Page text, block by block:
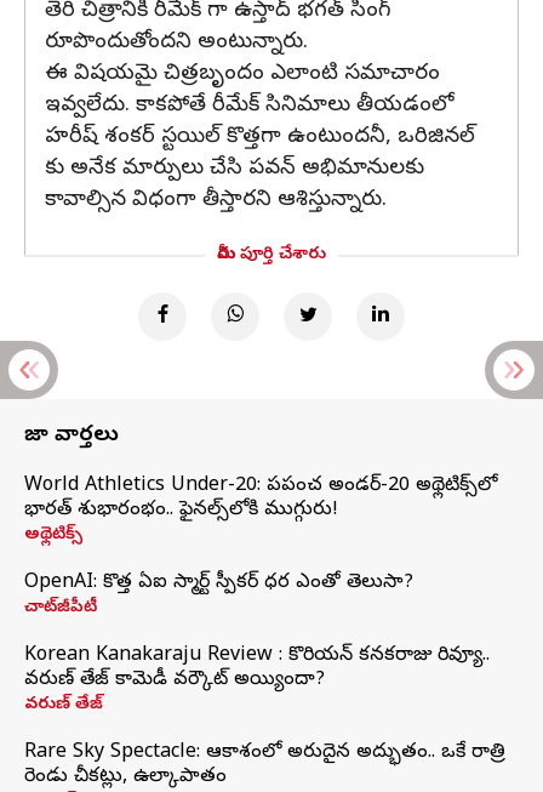
తెరి చిత్రానికి రీమేక్ గా ఉస్తాద్ భగత్ సింగ్
రూపొందుతోందని అంటున్నారు.
ఈ విషయమై చిత్రబృందం ఎలాంటి సమాచారం
ఇవ్వలేదు. కాకపోతే రీమేక్ సినిమాలు తీయడంలో
హరీష్ శంకర్ స్టయిల్ కొత్తగా ఉంటుందనీ, ఒరిజినల్
కు అనేక మార్పులు చేసి పవన్ అభిమానులకు
కావాల్సిన విధంగా తీస్తారని ఆశిస్తున్నారు.
మీరు పూర్తి చేశారు
తాజా వార్తలు
World Athletics Under-20: ప్రపంచ అండర్-20 అథ్లెటిక్స్‌లో
భారత్‌ శుభారంభం.. ఫైనల్స్‌లోకి ముగ్గురు!
అథ్లెటిక్స్
OpenAI: కొత్త ఏఐ స్మార్ట్ స్పీకర్ ధర ఎంతో తెలుసా?
చాట్‌జీపీటీ
Korean Kanakaraju Review : కొరియన్ కనకరాజు రివ్యూ..
వరుణ్ తేజ్ కామెడీ వర్కౌట్ అయ్యిందా?
వరుణ్ తేజ్
Rare Sky Spectacle: ఆకాశంలో అరుదైన అద్భుతం.. ఒకే రాత్రి
రెండు చీకట్లు, ఉల్కాపాతం